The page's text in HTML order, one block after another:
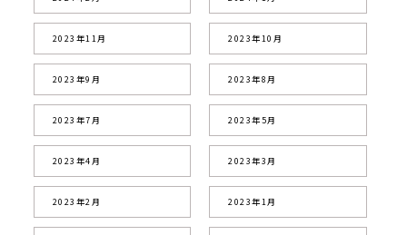
2023年11月 2023年10月
2023年9月 2023年8月
2023年7月 2023年5月
2023年4月 2023年3月
2023年2月 2023年1月